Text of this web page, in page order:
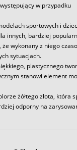
w przypadku
sportowych i
innych, bardziej
wykonany z niego
sytuacjach.
plastycznego
stanowi element
żółtego złota, która
odporny na